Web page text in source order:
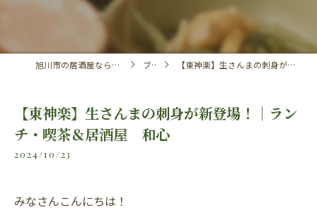
旭川市の居酒屋ならランチ・喫茶＆居酒屋 和心 ブログ 【東神楽】生さんまの刺身が新登場！｜ランチ・喫茶＆居酒屋 和心
【東神楽】生さんまの刺身が新登場！｜ラン
チ・喫茶＆居酒屋 和心
2024/10/23
みなさんこんにちは！